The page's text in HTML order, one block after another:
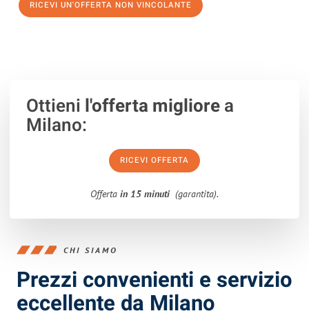
RICEVI UN'OFFERTA NON VINCOLANTE
Ottieni l'offerta migliorea
Milano:
RICEVI OFFERTA
Offerta in 15 minuti (garantita).
CHI SIAMO
Prezzi convenienti e servizio
eccellente da Milano